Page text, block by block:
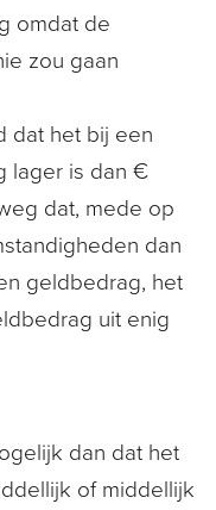
omdat de
zou gaan
dat het bij een
lager is dan €
dat, mede op
dan
geldbedrag, het
uit enig
dan dat het
of middellijk